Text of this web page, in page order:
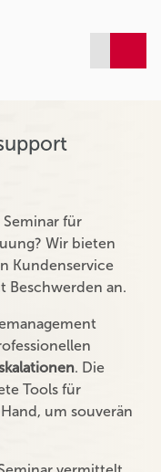
für
Wir bieten
Kundenservice
Beschwerden an.
. Die
Tools für
um souverän